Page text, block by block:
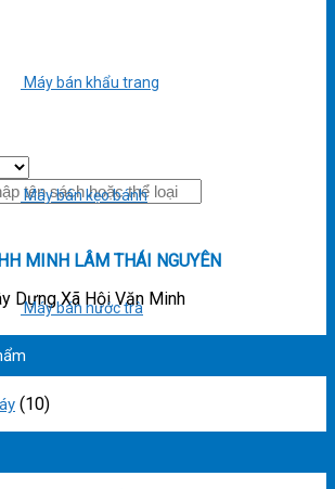
MINH LÂM THÁI NGUYÊN
Dựng Xã Hội Văn Minh
Máy bán khẩu trang
Máy bán kẹo bánh
Máy bán nước trà
(10)